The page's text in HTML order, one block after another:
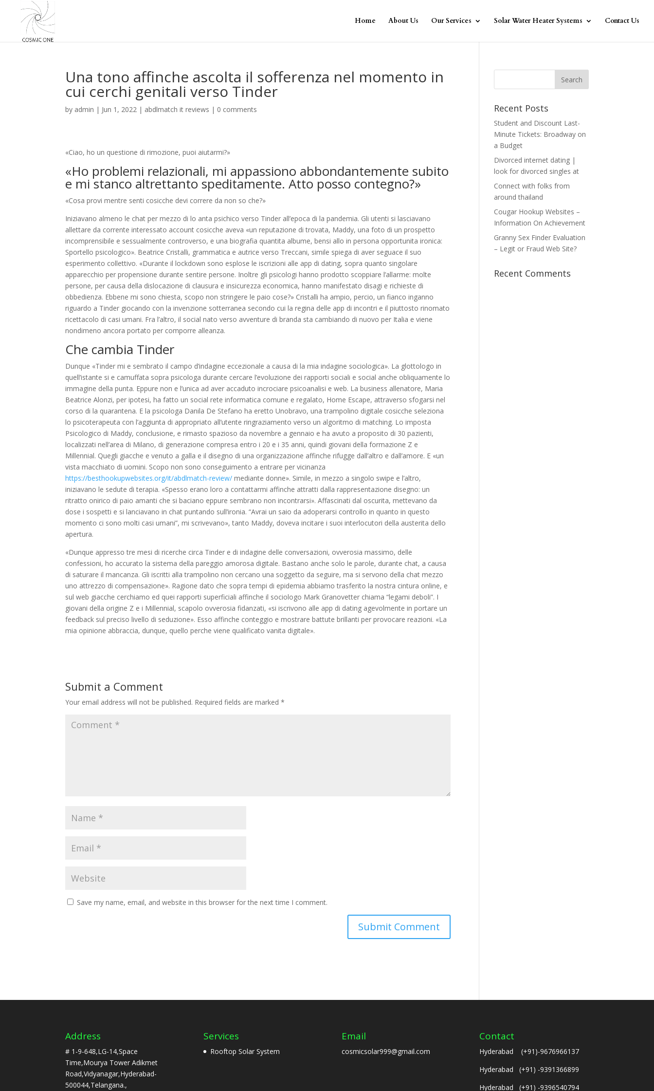
Home About Us Our Services Solar Water Heater Systems Contact Us
Una tono affinche ascolta il sofferenza nel momento in
cui cerchi genitali verso Tinder
by admin | Jun 1, 2022 | abdlmatch it reviews | 0 comments
«Ciao, ho un questione di rimozione, puoi aiutarmi?»
«Ho problemi relazionali, mi appassiono abbondantemente subito
e mi stanco altrettanto speditamente. Atto posso contegno?»
«Cosa provi mentre senti cosicche devi correre da non so che?»
Iniziavano almeno le chat per mezzo di lo anta psichico verso Tinder all’epoca di la pandemia. Gli utenti si lasciavano
allettare da corrente interessato account cosicche aveva «un reputazione di trovata, Maddy, una foto di un prospetto
incomprensibile e sessualmente controverso, e una biografia quantita albume, bensi allo in persona opportunita ironica:
Sportello psicologico». Beatrice Cristalli, grammatica e autrice verso Treccani, simile spiega di aver seguace il suo
esperimento collettivo. «Durante il lockdown sono esplose le iscrizioni alle app di dating, sopra quanto singolare
apparecchio per propensione durante sentire persone. Inoltre gli psicologi hanno prodotto scoppiare l’allarme: molte
persone, per causa della dislocazione di clausura e insicurezza economica, hanno manifestato disagi e richieste di
obbedienza. Ebbene mi sono chiesta, scopo non stringere le paio cose?» Cristalli ha ampio, percio, un fianco inganno
riguardo a Tinder giocando con la invenzione sotterranea secondo cui la regina delle app di incontri e il piuttosto rinomato
ricettacolo di casi umani. Fra l’altro, il social nato verso avventure di branda sta cambiando di nuovo per Italia e viene
nondimeno ancora portato per comporre alleanza.
Che cambia Tinder
Dunque «Tinder mi e sembrato il campo d’indagine eccezionale a causa di la mia indagine sociologica». La glottologo in
quell’istante si e camuffata sopra psicologa durante cercare l’evoluzione dei rapporti sociali e social anche obliquamente lo
immagine della punta. Eppure non e l’unica ad aver accaduto incrociare psicoanalisi e web. La business allenatore, Maria
Beatrice Alonzi, per ipotesi, ha fatto un social rete informatica comune e regalato, Home Escape, attraverso sfogarsi nel
corso di la quarantena. E la psicologa Danila De Stefano ha eretto Unobravo, una trampolino digitale cosicche seleziona
lo psicoterapeuta con l’aggiunta di appropriato all’utente ringraziamento verso un algoritmo di matching. Lo imposta
Psicologico di Maddy, conclusione, e rimasto spazioso da novembre a gennaio e ha avuto a proposito di 30 pazienti,
localizzati nell’area di Milano, di generazione compresa entro i 20 e i 35 anni, quindi giovani della formazione Z e
Millennial. Quegli giacche e venuto a galla e il disegno di una organizzazione affinche rifugge dall’altro e dall’amore. E «un
vista macchiato di uomini. Scopo non sono conseguimento a entrare per vicinanza
https://besthookupwebsites.org/it/abdlmatch-review/ mediante donne». Simile, in mezzo a singolo swipe e l’altro,
iniziavano le sedute di terapia. «Spesso erano loro a contattarmi affinche attratti dalla rappresentazione disegno: un
ritratto onirico di paio amanti che si baciano eppure sembrano non incontrarsi». Affascinati dal oscurita, mettevano da
dose i sospetti e si lanciavano in chat puntando sull’ironia. “Avrai un saio da adoperarsi controllo in quanto in questo
momento ci sono molti casi umani”, mi scrivevano», tanto Maddy, doveva incitare i suoi interlocutori della austerita dello
apertura.
«Dunque appresso tre mesi di ricerche circa Tinder e di indagine delle conversazioni, ovverosia massimo, delle
confessioni, ho accurato la sistema della pareggio amorosa digitale. Bastano anche solo le parole, durante chat, a causa
di saturare il mancanza. Gli iscritti alla trampolino non cercano una soggetto da seguire, ma si servono della chat mezzo
uno attrezzo di compensazione». Ragione dato che sopra tempi di epidemia abbiamo trasferito la nostra cintura online, e
sul web giacche cerchiamo ed quei rapporti superficiali affinche il sociologo Mark Granovetter chiama “legami deboli”. I
giovani della origine Z e i Millennial, scapolo ovverosia fidanzati, «si iscrivono alle app di dating agevolmente in portare un
feedback sul preciso livello di seduzione». Esso affinche conteggio e mostrare battute brillanti per provocare reazioni. «La
mia opinione abbraccia, dunque, quello perche viene qualificato vanita digitale».
Submit a Comment
Your email address will not be published. Required fields are marked*
Save my name, email, and website in this browser for the next time I comment.
Recent Posts
Student and Discount Last-
Minute Tickets: Broadway on
a Budget
Divorced internet dating |
look for divorced singles at
Connect with folks from
around thailand
Cougar Hookup Websites –
Information On Achievement
Granny Sex Finder Evaluation
– Legit or Fraud Web Site?
Recent Comments
Address
# 1-9-648,LG-14,Space
Time,Mourya Tower Adikmet
Road,Vidyanagar,Hyderabad-
500044,Telangana.,
Services
Rooftop Solar System
Email
cosmicsolar999@gmail.com
Contact
Hyderabad (+91)-9676966137
Hyderabad (+91) -9391366899
Hyderabad (+91) -9396540794